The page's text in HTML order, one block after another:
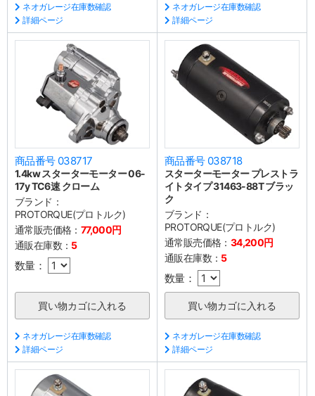
ネオガレージ在庫数確認
詳細ページ
ネオガレージ在庫数確認
詳細ページ
商品番号 038717
1.4kw スターターモーター 06-
17y TC6速 クローム
ブランド：
PROTORQUE(プロトルク)
通常販売価格： 77,000円
通販在庫数： 5
数量：
ネオガレージ在庫数確認
詳細ページ
商品番号 038718
スターターモーター プレストラ
イトタイプ 31463-88T ブラッ
ク
ブランド：
PROTORQUE(プロトルク)
通常販売価格： 34,200円
通販在庫数： 5
数量：
ネオガレージ在庫数確認
詳細ページ